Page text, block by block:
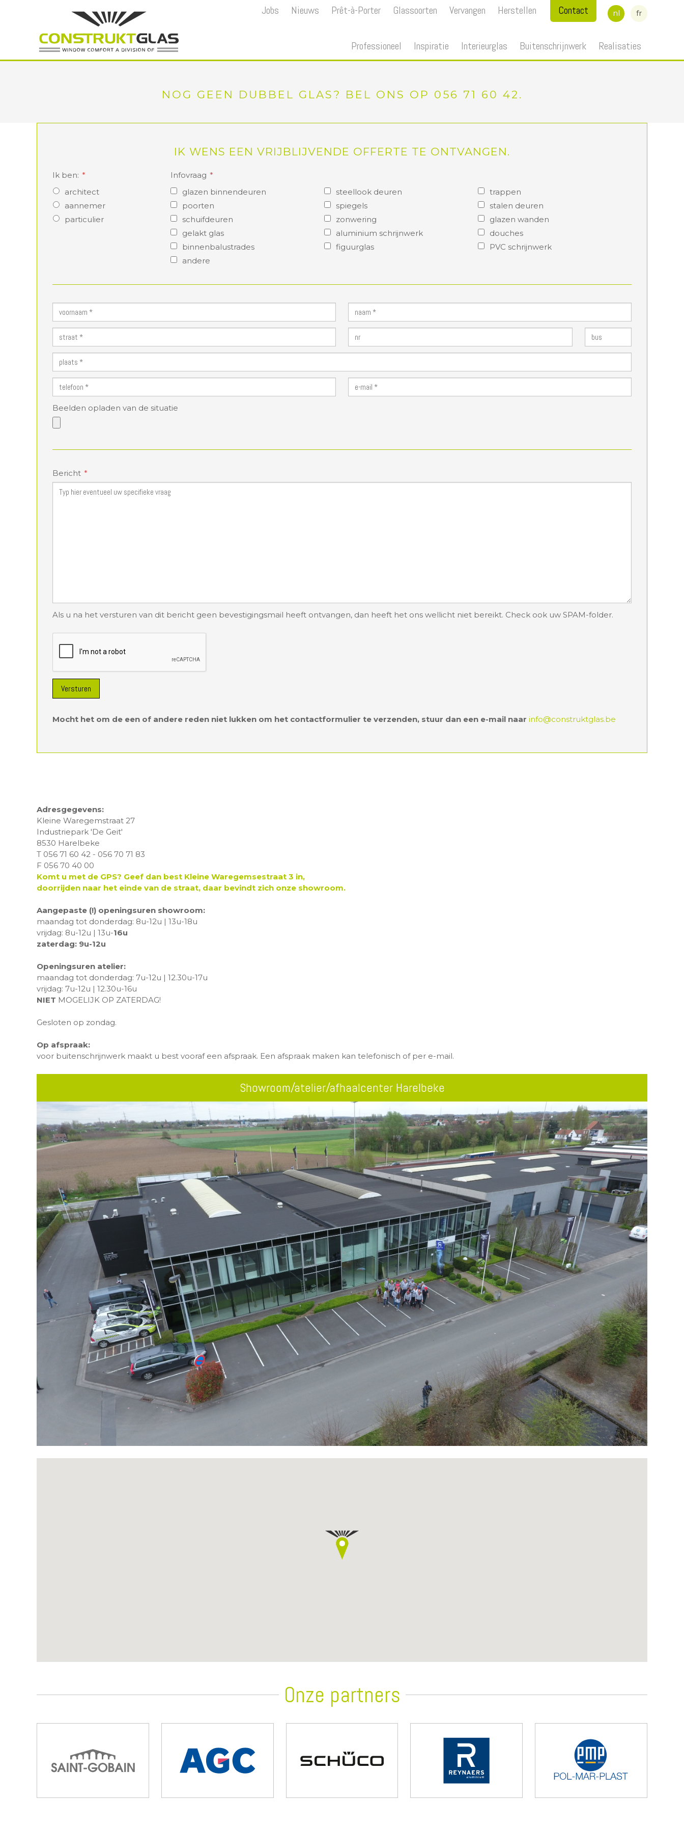
Professioneel Inspiratie Interieurglas Buitenschrijnwerk Realisaties
Jobs Nieuws Prêt-à-Porter Glassoorten Vervangen Herstellen Contact nl fr
NOG GEEN DUBBEL GLAS? BEL ONS OP 056 71 60 42.
IK WENS EEN VRIJBLIJVENDE OFFERTE TE ONTVANGEN.
Ik ben:
architect
aannemer
particulier
Infovraag
glazen binnendeuren
steellook deuren
trappen
poorten
spiegels
stalen deuren
schuifdeuren
zonwering
glazen wanden
gelakt glas
aluminium schrijnwerk
douches
binnenbalustrades
figuurglas
PVC schrijnwerk
andere
Beelden opladen van de situatie
Bericht
Als u na het versturen van dit bericht geen bevestigingsmail heeft ontvangen, dan heeft het ons wellicht niet bereikt. Check ook uw SPAM-folder.
Versturen
Mocht het om de een of andere reden niet lukken om het contactformulier te verzenden, stuur dan een e-mail naar info@construktglas.be
Adresgegevens:
Kleine Waregemstraat 27
Industriepark 'De Geit'
8530 Harelbeke
T 056 71 60 42 - 056 70 71 83
F 056 70 40 00
Komt u met de GPS? Geef dan best Kleine Waregemsestraat 3 in,
doorrijden naar het einde van de straat, daar bevindt zich onze showroom.
Aangepaste (!) openingsuren showroom:
maandag tot donderdag: 8u-12u | 13u-18u
vrijdag: 8u-12u | 13u-16u
zaterdag: 9u-12u
Openingsuren atelier:
maandag tot donderdag: 7u-12u | 12.30u-17u
vrijdag: 7u-12u | 12.30u-16u
NIET MOGELIJK OP ZATERDAG!
Gesloten op zondag.
Op afspraak:
voor buitenschrijnwerk maakt u best vooraf een afspraak. Een afspraak maken kan telefonisch of per e-mail.
Showroom/atelier/afhaalcenter Harelbeke
Onze partners